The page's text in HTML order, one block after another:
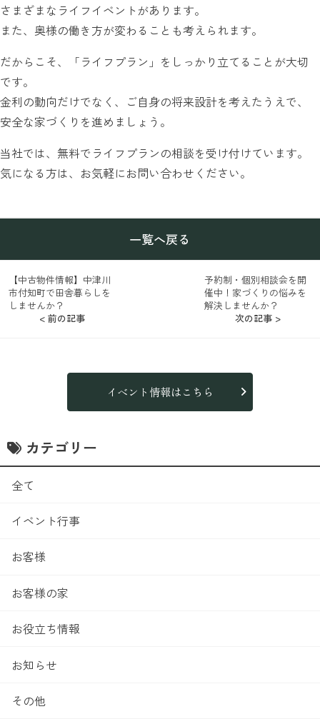
さまざまなライフイベントがあります。
また、奥様の働き方が変わることも考えられます。
だからこそ、「ライフプラン」をしっかり立てることが大切
です。
金利の動向だけでなく、ご自身の将来設計を考えたうえで、
安全な家づくりを進めましょう。
当社では、無料でライフプランの相談を受け付けています。
気になる方は、お気軽にお問い合わせください。
< 前の記事
【中古物件情報】中津川
市付知町で田舎暮らしを
しませんか？
一覧へ戻る
予約制・個別相談会を開
催中！家づくりの悩みを
解決しませんか？
次の記事 >
イベント情報はこちら
カテゴリー
全て
イベント行事
お客様
お客様の家
お役立ち情報
お知らせ
その他